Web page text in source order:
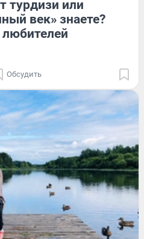
турдизи или
век» знаете?
Обсудить